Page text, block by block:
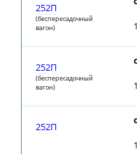
252П
(беспересадочный
вагон)
252П
(беспересадочный
вагон)
252П